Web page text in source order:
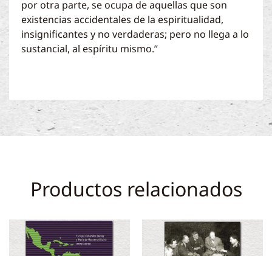
por otra parte, se ocupa de aquellas que son
existencias accidentales de la espiritualidad,
insignificantes y no verdaderas; pero no llega a lo
sustancial, al espíritu mismo.”
Productos relacionados